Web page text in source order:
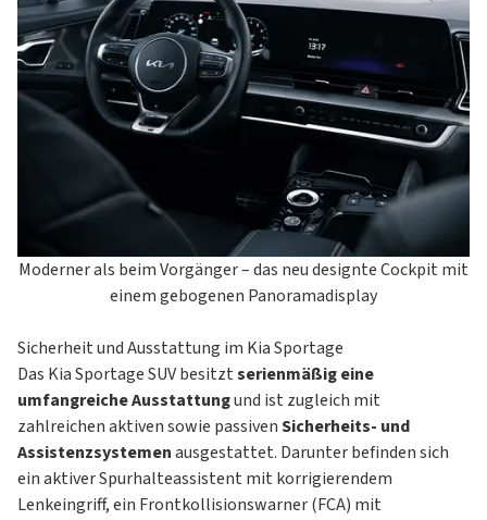
Moderner als beim Vorgänger – das neu designte Cockpit mit
einem gebogenen Panoramadisplay
Sicherheit und Ausstattung im Kia Sportage
Das Kia Sportage SUV besitztserienmäßig eine
umfangreiche Ausstattungund ist zugleich mit
zahlreichen aktiven sowie passivenSicherheits- und
Assistenzsystemenausgestattet. Darunter befinden sich
ein aktiver Spurhalteassistent mit korrigierendem
Lenkeingriff, ein Frontkollisionswarner (FCA) mit